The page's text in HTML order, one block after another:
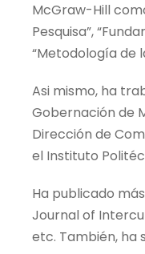
McGraw-Hill
Pesquisa”,
“Metodología de
Asi mismo, ha
Gobernación de
Dirección de
el Instituto
Ha publicado
Journal of
etc. También, ha